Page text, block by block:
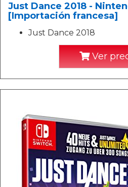
Just Dance 2018 -
[Importación francesa]
Just Dance 2018
Ver